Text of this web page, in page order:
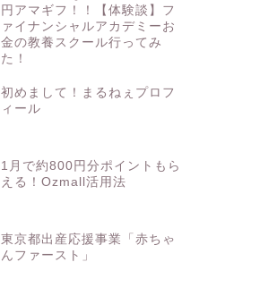
円アマギフ！！【体験談】フ
ァイナンシャルアカデミーお
金の教養スクール行ってみ
た！
初めまして！まるねぇプロフ
ィール
1月で約800円分ポイントもら
える！Ozmall活用法
東京都出産応援事業「赤ちゃ
んファースト」